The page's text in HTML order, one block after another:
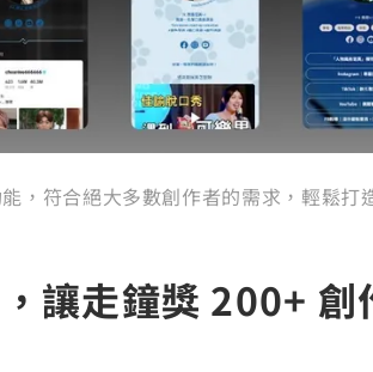
，符合絕大多數創作者的需求，輕鬆打
讓走鐘獎 200+ 創